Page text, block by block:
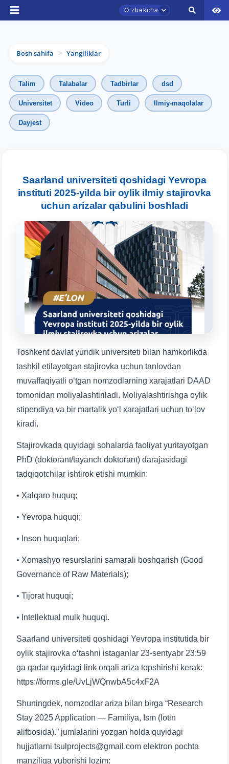
Oʼzbekcha
Bosh sahifa > Yangiliklar
Talim Talabalar Tadbirlar dsd
Universitet Video Turli Ilmiy-maqolalar
Dayjest
Saarland universiteti qoshidagi Yevropa
instituti 2025-yilda bir oylik ilmiy stajirovka
uchun arizalar qabulini boshladi
Toshkent davlat yuridik universiteti bilan hamkorlikda
tashkil etilayotgan stajirovka uchun tanlovdan
muvaffaqiyatli o‘tgan nomzodlarning xarajatlari DAAD
tomonidan moliyalashtiriladi. Moliyalashtirishga oylik
stipendiya va bir martalik yo‘l xarajatlari uchun to‘lov
kiradi.
Stajirovkada quyidagi sohalarda faoliyat yuritayotgan
PhD (doktorant/tayanch doktorant) darajasidagi
tadqiqotchilar ishtirok etishi mumkin:
• Xalqaro huquq;
• Yevropa huquqi;
• Inson huquqlari;
• Xomashyo resurslarini samarali boshqarish (Good
Governance of Raw Materials);
• Tijorat huquqi;
• Intellektual mulk huquqi.
Saarland universiteti qoshidagi Yevropa institutida bir
oylik stajirovka o‘tashni istaganlar 23-sentyabr 23:59
ga qadar quyidagi link orqali ariza topshirishi kerak:
https://forms.gle/UvLjWQnwbA5c4xF2A
Shuningdek, nomzodlar ariza bilan birga “Research
Stay 2025 Application — Familiya, Ism (lotin
alifbosida).” jumlalarini yozgan holda quyidagi
hujjatlarni tsulprojects@gmail.com elektron pochta
manziliga yuborishi lozim:
chatiga xush kelibsiz.
Qabul bo'yicha murojaatlaringizni ushbu
Mavzuni tanlang — keyin shu mavzudagi aniq
savollar chiqadi:
2. Hujjatlar (magistr) (4)
3. Suhbat (bakalavr) (8) 4. Suhbat (magistr) (5)
5. To'lov-kontrakt (2) 6. Elektron ariza (16)
7. Call-center (4) 8. Bakalavriat kvotasi (3)